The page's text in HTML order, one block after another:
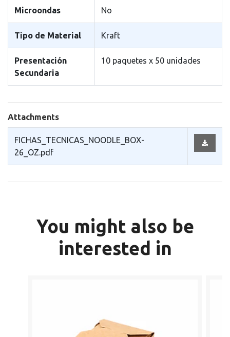
Microondas No
Tipo de Material Kraft
Presentación
Secundaria
10 paquetes x 50 unidades
Attachments
FICHAS_TECNICAS_NOODLE_BOX-
26_OZ.pdf
You might also be
interested in